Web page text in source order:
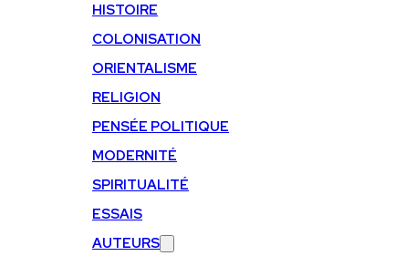
HISTOIRE
COLONISATION
ORIENTALISME
RELIGION
PENSÉE POLITIQUE
MODERNITÉ
SPIRITUALITÉ
ESSAIS
AUTEURS